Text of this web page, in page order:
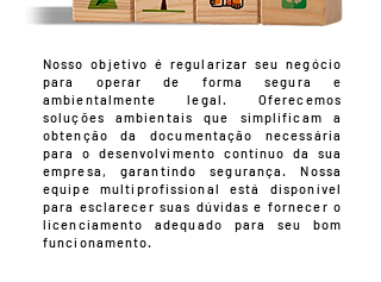
Nosso objetivo é regularizar seu negócio
para operar de forma segura e
ambientalmente legal. Oferecemos
soluções ambientais que simplificam a
obtenção da documentação necessária
para o desenvolvimento contínuo da sua
empresa, garantindo segurança. Nossa
equipe multiprofissional está disponível
para esclarecer suas dúvidas e fornecer o
licenciamento adequado para seu bom
funcionamento.